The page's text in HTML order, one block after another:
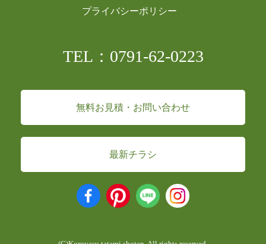
プライバシーポリシー
TEL：0791-62-0223
無料お見積・お問い合わせ
最新チラシ